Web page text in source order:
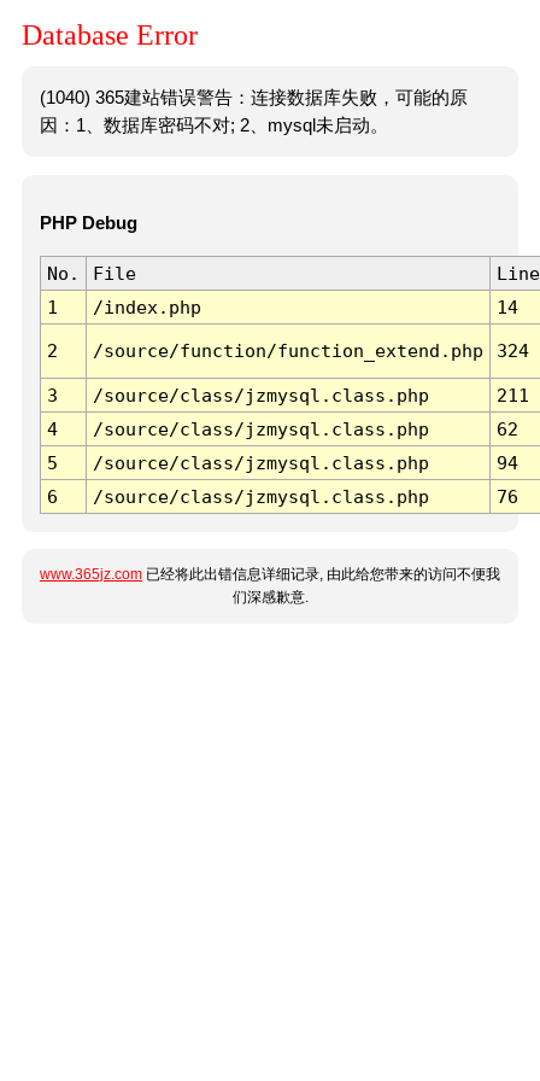
Database Error
(1040) 365建站错误警告：连接数据库失败，可能的原
因：1、数据库密码不对; 2、mysql未启动。
PHP Debug
No. File
Line
1
/index.php 14
2 /source/function/function_extend.php 324
3 /source/class/jzmysql.class.php
211
4
/source/class/jzmysql.class.php
62
5
/source/class/jzmysql.class.php
94
6
/source/class/jzmysql.class.php 76
www.365jz.com 已经将此出错信息详细记录, 由此给您带来的访问不便我
们深感歉意.